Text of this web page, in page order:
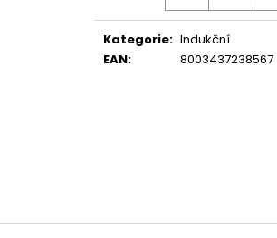
Kategorie: Indukční
EAN: 8003437238567